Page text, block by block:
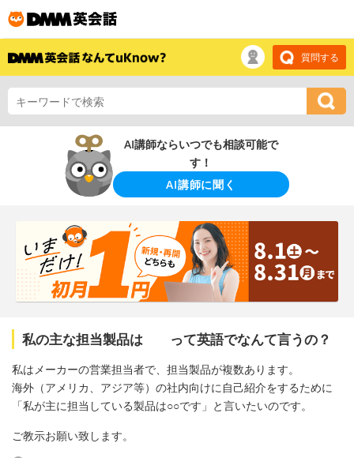
質問する
AI講師ならいつでも相談可能で
す！
AI講師に聞く
私の主な担当製品は って英語でなんて言うの？
私はメーカーの営業担当者で、担当製品が複数あります。
海外（アメリカ、アジア等）の社内向けに自己紹介をするために
「私が主に担当している製品は○○です」と言いたいのです。
ご教示お願い致します。